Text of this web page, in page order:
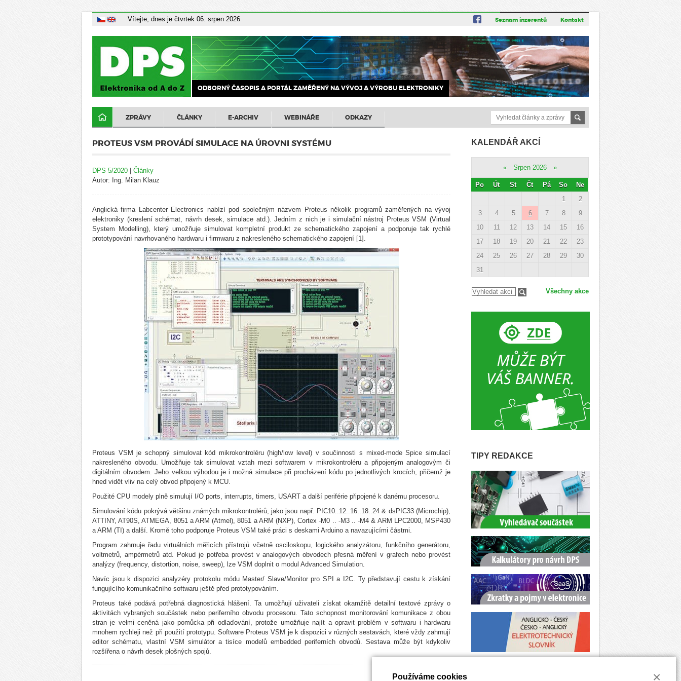
Vítejte, dnes je čtvrtek 06. srpen 2026 Seznam inzerentů Kontakt
ODBORNÝ ČASOPIS A PORTÁL ZAMĚŘENÝ NA VÝVOJ A VÝROBU ELEKTRONIKY
ZPRÁVY ČLÁNKY E-ARCHIV WEBINÁŘE ODKAZY
PROTEUS VSM PROVÁDÍ SIMULACE NA ÚROVNI SYSTÉMU
DPS 5/2020 | Články
Autor: Ing. Milan Klauz
Anglická firma Labcenter Electronics nabízí pod společným názvem Proteus několik programů zaměřených na vývoj
elektroniky (kreslení schémat, návrh desek, simulace atd.). Jedním z nich je i simulační nástroj Proteus VSM (Virtual
System Modelling), který umožňuje simulovat kompletní produkt ze schematického zapojení a podporuje tak rychlé
prototypování navrhovaného hardwaru i firmwaru z nakresleného schematického zapojení [1].
Proteus VSM je schopný simulovat kód mikrokontroléru (high/low level) v součinnosti s mixed-mode Spice simulací
nakresleného obvodu. Umožňuje tak simulovat vztah mezi softwarem v mikrokontroléru a připojeným analogovým či
digitálním obvodem. Jeho velkou výhodou je i možná simulace při procházení kódu po jednotlivých krocích, přičemž je
hned vidět vliv na celý obvod připojený k MCU.
Použité CPU modely plně simulují I/O ports, interrupts, timers, USART a další periférie připojené k danému procesoru.
Simulování kódu pokrývá většinu známých mikrokontrolérů, jako jsou např. PIC10..12..16..18..24 & dsPIC33 (Microchip),
ATTINY, AT90S, ATMEGA, 8051 a ARM (Atmel), 8051 a ARM (NXP), Cortex -M0 .. -M3 .. -M4 & ARM LPC2000, MSP430
a ARM (TI) a další. Kromě toho podporuje Proteus VSM také práci s deskami Arduino a navazujícími částmi.
Program zahrnuje řadu virtuálních měřicích přístrojů včetně osciloskopu, logického analyzátoru, funkčního generátoru,
voltmetrů, ampérmetrů atd. Pokud je potřeba provést v analogových obvodech přesná měření v grafech nebo provést
analýzy (frequency, distortion, noise, sweep), lze VSM doplnit o modul Advanced Simulation.
Navíc jsou k dispozici analyzéry protokolu módu Master/ Slave/Monitor pro SPI a I2C. Ty představují cestu k získání
fungujícího komunikačního softwaru ještě před prototypováním.
Proteus také podává potřebná diagnostická hlášení. Ta umožňují uživateli získat okamžitě detailní textové zprávy o
aktivitách vybraných součástek nebo periferního obvodu procesoru. Tato schopnost monitorování komunikace z obou
stran je velmi ceněná jako pomůcka při odlaďování, protože umožňuje najít a opravit problém v softwaru i hardwaru
mnohem rychleji než při použití prototypu. Software Proteus VSM je k dispozici v různých sestavách, které vždy zahrnují
editor schématu, vlastní VSM simulátor a tisíce modelů embedded periferních obvodů. Sestava může být kdykoliv
rozšířena o návrh desek plošných spojů.
KALENDÁŘ AKCÍ
« Srpen 2026 »
Po Út St Čt Pá So
Ne
1
2
3
4 5 6 7 8
9
10
11 12 13 14 15
16
17
18 19 20 21 22
23
24
25 26 27 28 29
30
31
Všechny akce
TIPY REDAKCE
Používáme cookies ×